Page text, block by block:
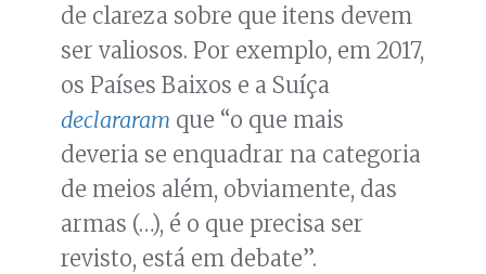
de clareza sobre que itens devem
ser valiosos. Por exemplo, em 2017,
os Países Baixos e a Suíça
declararam que “o que mais
deveria se enquadrar na categoria
de meios além, obviamente, das
armas (…), é o que precisa ser
revisto, está em debate”.